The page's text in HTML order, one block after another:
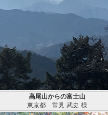
高尾山からの富士山
東京都常見 武史 様